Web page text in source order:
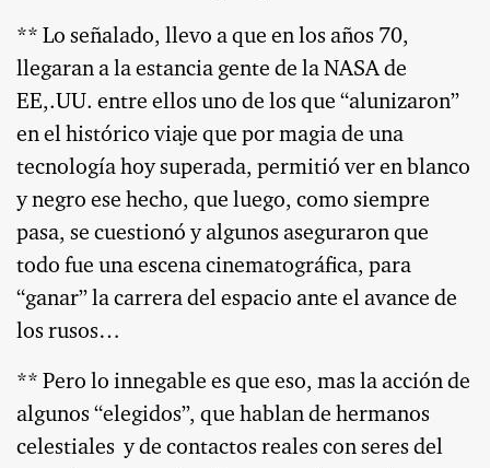
** Lo señalado, llevo a que en los años 70,
llegaran a la estancia gente de la NASA de
EE,.UU. entre ellos uno de los que “alunizaron”
en el histórico viaje que por magia de una
tecnología hoy superada, permitió ver en blanco
y negro ese hecho, que luego, como siempre
pasa, se cuestionó y algunos aseguraron que
todo fue una escena cinematográfica, para
“ganar” la carrera del espacio ante el avance de
los rusos…
** Pero lo innegable es que eso, mas la acción de
algunos “elegidos”, que hablan de hermanos
celestiales y de contactos reales con seres del